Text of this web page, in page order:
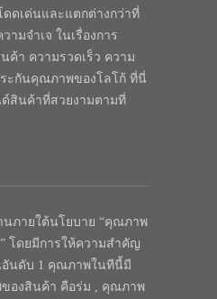
ดเด่นและแตกต่างกว่าที่
ามจำเจ ในเรื่องการ
า ความรวดเร็ว ความ
ะกันคุณภาพของโลโก้ ที่นี่
ด์สินค้าที่สวยงามตามที่
นภายใต้นโยบาย “คุณภาพ
โดยมีการให้ความสำคัญ
นดับ 1 คุณภาพในทีนี้มี
องสินค้า คือร่ม , คุณภาพ